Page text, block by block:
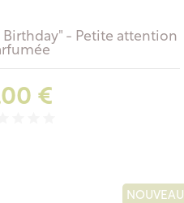
Birthday" - Petite attention
€
NOUVEAU